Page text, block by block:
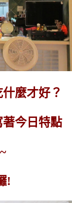
麼才好？
今日特點
!